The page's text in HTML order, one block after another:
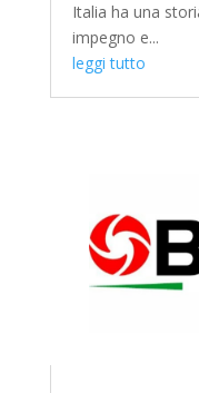
Italia ha una
impegno e...
leggi tutto